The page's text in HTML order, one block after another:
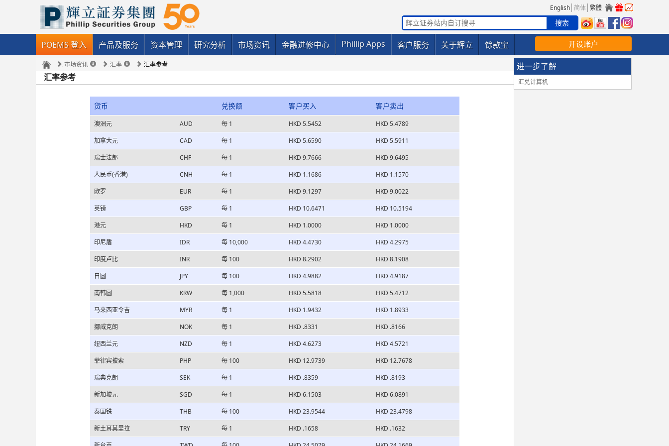
English 简体 繁體
POEMS 登入 产品及服务 资本管理 研究分析 市场资讯 金融进修中心 Phillip Apps 客户服务 关于辉立 馀款宝 开设账户
市场资讯 汇率 汇率参考
汇率参考
货币 兑换额 客户买入 客户卖出
澳洲元 AUD 每 1 HKD 5.5452
HKD 5.4789
加拿大元
CAD 每 1 HKD 5.6590
HKD 5.5911
瑞士法郎
CHF 每 1 HKD 9.7666
HKD 9.6495
人民币(香港)
CNH 每 1 HKD 1.1686
HKD 1.1570
欧罗
EUR 每 1 HKD 9.1297
HKD 9.0022
英镑
GBP 每 1 HKD 10.6471
HKD 10.5194
港元
HKD 每 1 HKD 1.0000
HKD 1.0000
印尼盾
IDR 每 10,000 HKD 4.4730
HKD 4.2975
印度卢比
INR 每 100 HKD 8.2902
HKD 8.1908
日圆
JPY 每 100 HKD 4.9882
HKD 4.9187
南韩圆
KRW 每 1,000 HKD 5.5818
HKD 5.4712
马来西亚令吉
MYR 每 1 HKD 1.9432
HKD 1.8933
挪威克朗
NOK 每 1 HKD .8331
HKD .8166
纽西兰元
NZD 每 1 HKD 4.6273
HKD 4.5721
菲律宾披索
PHP 每 100 HKD 12.9739
HKD 12.7678
瑞典克朗
SEK 每 1 HKD .8359
HKD .8193
新加坡元
SGD 每 1 HKD 6.1503
HKD 6.0891
泰国铢
THB 每 100 HKD 23.9544
HKD 23.4798
新土耳其里拉
TRY 每 1 HKD .1658
HKD .1632
进一步了解
汇兑计算机